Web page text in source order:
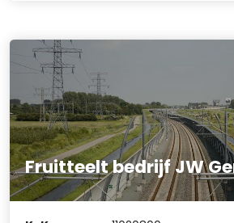
Fruitteelt bedrijf JW